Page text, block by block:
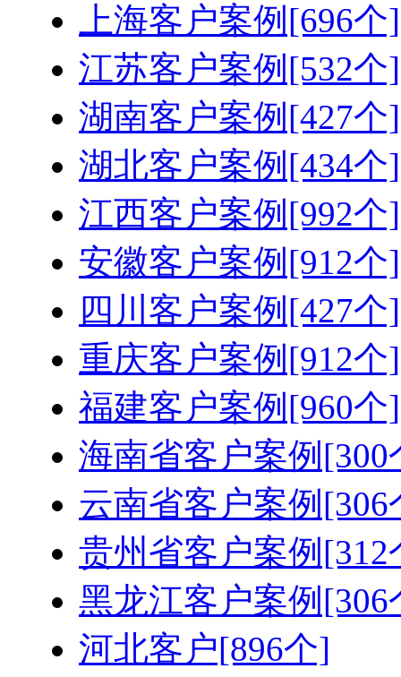
上海客户案例[696个]
江苏客户案例[532个]
湖南客户案例[427个]
湖北客户案例[434个]
江西客户案例[992个]
安徽客户案例[912个]
四川客户案例[427个]
重庆客户案例[912个]
福建客户案例[960个]
海南省客户案例[300
云南省客户案例[306
贵州省客户案例[312
黑龙江客户案例[306
河北客户[896个]